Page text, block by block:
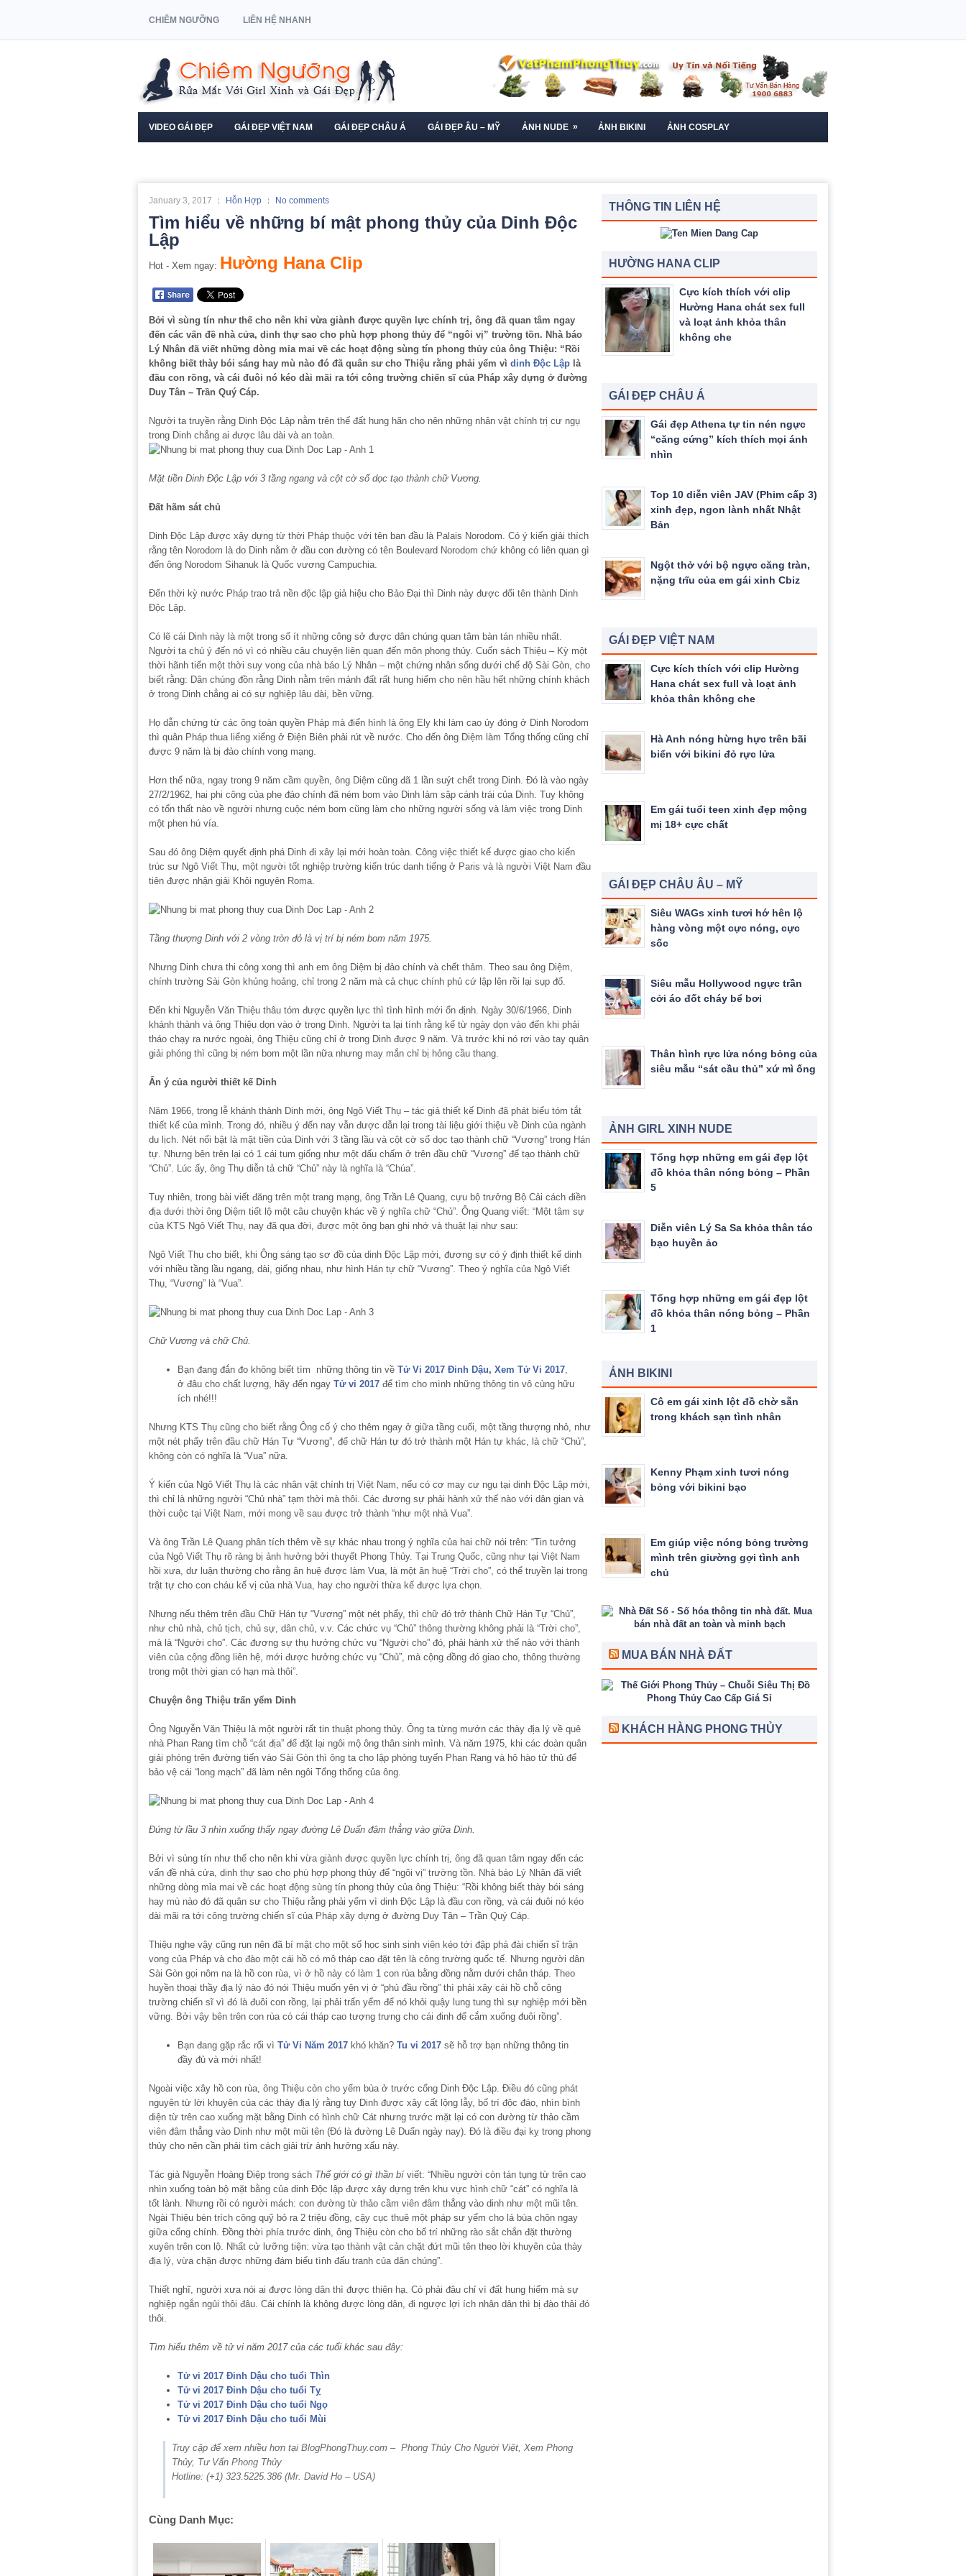
CHIÊM NGƯỠNG LIÊN HỆ NHANH
VIDEO GÁI ĐẸP GÁI ĐẸP VIỆT NAM GÁI ĐẸP CHÂU Á GÁI ĐẸP ÂU – MỸ ẢNH NUDE » ẢNH BIKINI ẢNH COSPLAY
January 3, 2017 Hỗn Hợp No comments
Tìm hiểu về những bí mật phong thủy của Dinh Độc
Lập
Hot - Xem ngay: Hường Hana Clip
Bởi vì sùng tín như thế cho nên khi vừa giành được quyền lực chính trị, ông đã quan tâm ngay
đến các vấn đề nhà cửa, dinh thự sao cho phù hợp phong thủy để “ngôi vị” trường tồn. Nhà báo
Lý Nhân đã viết những dòng mỉa mai về các hoạt động sùng tín phong thủy của ông Thiệu: “Rồi
không biết thày bói sáng hay mù nào đó đã quân sư cho Thiệu rằng phải yểm vì dinh Độc Lập là
đầu con rồng, và cái đuôi nó kéo dài mãi ra tới công trường chiến sĩ của Pháp xây dựng ở đường
Duy Tân – Trần Quý Cáp.
Người ta truyền rằng Dinh Độc Lập nằm trên thế đất hung hãn cho nên những nhân vật chính trị cư ngụ
trong Dinh chẳng ai được lâu dài và an toàn.
Mặt tiền Dinh Độc Lập với 3 tầng ngang và cột cờ sổ dọc tạo thành chữ Vương.
Đất hãm sát chủ
Dinh Độc Lập được xây dựng từ thời Pháp thuộc với tên ban đầu là Palais Norodom. Có ý kiến giải thích
rằng tên Norodom là do Dinh nằm ở đầu con đường có tên Boulevard Norodom chứ không có liên quan gì
đến ông Norodom Sihanuk là Quốc vương Campuchia.
Đến thời kỳ nước Pháp trao trả nền độc lập giả hiệu cho Bảo Đại thì Dinh này được đổi tên thành Dinh
Độc Lập.
Có lẽ cái Dinh này là một trong số ít những công sở được dân chúng quan tâm bàn tán nhiều nhất.
Người ta chú ý đến nó vì có nhiều câu chuyện liên quan đến môn phong thủy. Cuốn sách Thiệu – Kỳ một
thời hãnh tiến một thời suy vong của nhà báo Lý Nhân – một chứng nhân sống dưới chế độ Sài Gòn, cho
biết rằng: Dân chúng đồn rằng Dinh nằm trên mảnh đất rất hung hiểm cho nên hầu hết những chính khách
ở trong Dinh chẳng ai có sự nghiệp lâu dài, bền vững.
Họ dẫn chứng từ các ông toàn quyền Pháp mà điển hình là ông Ely khi làm cao ủy đóng ở Dinh Norodom
thì quân Pháp thua liểng xiểng ở Điện Biên phải rút về nước. Cho đến ông Diệm làm Tổng thống cũng chỉ
được 9 năm là bị đảo chính vong mạng.
Hơn thế nữa, ngay trong 9 năm cầm quyền, ông Diệm cũng đã 1 lần suýt chết trong Dinh. Đó là vào ngày
27/2/1962, hai phi công của phe đảo chính đã ném bom vào Dinh làm sập cánh trái của Dinh. Tuy không
có tổn thất nào về người nhưng cuộc ném bom cũng làm cho những người sống và làm việc trong Dinh
một phen hú vía.
Sau đó ông Diệm quyết định phá Dinh đi xây lại mới hoàn toàn. Công việc thiết kế được giao cho kiến
trúc sư Ngô Viết Thụ, một người tốt nghiệp trường kiến trúc danh tiếng ở Paris và là người Việt Nam đầu
tiên được nhận giải Khôi nguyên Roma.
Tầng thượng Dinh với 2 vòng tròn đỏ là vị trí bị ném bom năm 1975.
Nhưng Dinh chưa thi công xong thì anh em ông Diệm bị đảo chính và chết thảm. Theo sau ông Diệm,
chính trường Sài Gòn khủng hoảng, chỉ trong 2 năm mà cả chục chính phủ cứ lập lên rồi lại sụp đổ.
Đến khi Nguyễn Văn Thiệu thâu tóm được quyền lực thì tình hình mới ổn định. Ngày 30/6/1966, Dinh
khánh thành và ông Thiệu dọn vào ở trong Dinh. Người ta lại tính rằng kể từ ngày dọn vào đến khi phải
tháo chạy ra nước ngoài, ông Thiệu cũng chỉ ở trong Dinh được 9 năm. Và trước khi nó rơi vào tay quân
giải phóng thì cũng bị ném bom một lần nữa nhưng may mắn chỉ bị hỏng cầu thang.
Ẩn ý của người thiết kế Dinh
Năm 1966, trong lễ khánh thành Dinh mới, ông Ngô Viết Thụ – tác giả thiết kế Dinh đã phát biểu tóm tắt
thiết kế của mình. Trong đó, nhiều ý đến nay vẫn được dẫn lại trong tài liệu giới thiệu về Dinh của ngành
du lịch. Nét nổi bật là mặt tiền của Dinh với 3 tầng lầu và cột cờ sổ dọc tạo thành chữ “Vương” trong Hán
tự. Nhưng bên trên lại có 1 cái tum giống như một dấu chấm ở trên đầu chữ “Vương” để tạo thành chữ
“Chủ”. Lúc ấy, ông Thụ diễn tả chữ “Chủ” này là nghĩa là “Chúa”.
Tuy nhiên, trong bài viết đăng trên một trang mạng, ông Trần Lê Quang, cựu bộ trưởng Bộ Cải cách điền
địa dưới thời ông Diệm tiết lộ một câu chuyện khác về ý nghĩa chữ “Chủ”. Ông Quang viết: “Một tâm sự
của KTS Ngô Viết Thụ, nay đã qua đời, được một ông bạn ghi nhớ và thuật lại như sau:
Ngô Viết Thụ cho biết, khi Ông sáng tạo sơ đồ của dinh Độc Lập mới, đương sự có ý định thiết kế dinh
với nhiều tầng lầu ngang, dài, giống nhau, như hình Hán tự chữ “Vương”. Theo ý nghĩa của Ngô Viết
Thụ, “Vương” là “Vua”.
Chữ Vương và chữ Chủ.
Bạn đang đắn đo không biết tìm những thông tin về Tử Vi 2017 Đinh Dậu, Xem Tử Vi 2017
ở đâu cho chất lượng, hãy đến ngay Tử vi 2017 để tìm cho mình những thông tin vô cùng hữu
ích nhé!!!
Nhưng KTS Thụ cũng cho biết rằng Ông cố ý cho thêm ngay ở giữa tầng cuối, một tầng thượng nhỏ, như
một nét phẩy trên đầu chữ Hán Tự “Vương”, để chữ Hán tự đó trở thành một Hán tự khác, là chữ “Chủ”,
không còn có nghĩa là “Vua” nữa.
Ý kiến của Ngô Viết Thụ là các nhân vật chính trị Việt Nam, nếu có cơ may cư ngụ tại dinh Độc Lập mới,
thì chỉ là những người “Chủ nhà” tạm thời mà thôi. Các đương sự phải hành xử thế nào với dân gian và
thời cuộc tại Việt Nam, mới mong về sau được trở thành “như một nhà Vua”.
Và ông Trần Lê Quang phân tích thêm về sự khác nhau trong ý nghĩa của hai chữ nói trên: “Tin tưởng
của Ngô Viết Thụ rõ ràng bị ảnh hưởng bởi thuyết Phong Thủy. Tại Trung Quốc, cũng như tại Việt Nam
hồi xưa, dư luận thường cho rằng ân huệ được làm Vua, là một ân huệ “Trời cho”, có thể truyền lại trong
trật tự cho con cháu kế vị của nhà Vua, hay cho người thừa kế được lựa chọn.
Nhưng nếu thêm trên đầu Chữ Hán tự “Vương” một nét phẩy, thì chữ đó trở thành Chữ Hán Tự “Chủ”,
như chủ nhà, chủ tịch, chủ sự, dân chủ, v.v. Các chức vụ “Chủ” thông thường không phải là “Trời cho”,
mà là “Người cho”. Các đương sự thụ hưởng chức vụ “Người cho” đó, phải hành xử thế nào với thành
viên của cộng đồng liên hệ, mới được hưởng chức vụ “Chủ”, mà cộng đồng đó giao cho, thông thường
trong một thời gian có hạn mà thôi”.
Chuyện ông Thiệu trấn yểm Dinh
Ông Nguyễn Văn Thiệu là một người rất tin thuật phong thủy. Ông ta từng mướn các thày địa lý về quê
nhà Phan Rang tìm chỗ “cát địa” để đặt lại ngôi mộ ông thân sinh mình. Và năm 1975, khi các đoàn quân
giải phóng trên đường tiến vào Sài Gòn thì ông ta cho lập phòng tuyến Phan Rang và hô hào tử thủ để
bảo vệ cái “long mạch” đã làm nên ngôi Tổng thống của ông.
Đứng từ lầu 3 nhìn xuống thấy ngay đường Lê Duẩn đâm thẳng vào giữa Dinh.
Bởi vì sùng tín như thế cho nên khi vừa giành được quyền lực chính trị, ông đã quan tâm ngay đến các
vấn đề nhà cửa, dinh thự sao cho phù hợp phong thủy để “ngôi vị” trường tồn. Nhà báo Lý Nhân đã viết
những dòng mỉa mai về các hoạt động sùng tín phong thủy của ông Thiệu: “Rồi không biết thày bói sáng
hay mù nào đó đã quân sư cho Thiệu rằng phải yểm vì dinh Độc Lập là đầu con rồng, và cái đuôi nó kéo
dài mãi ra tới công trường chiến sĩ của Pháp xây dựng ở đường Duy Tân – Trần Quý Cáp.
Thiệu nghe vậy cũng run nên đã bí mật cho một số học sinh sinh viên kéo tới đập phá đài chiến sĩ trận
vong của Pháp và cho đào một cái hồ có mô tháp cao đặt tên là công trường quốc tế. Nhưng người dân
Sài Gòn gọi nôm na là hồ con rùa, vì ở hồ này có làm 1 con rùa bằng đồng nằm dưới chân tháp. Theo
huyền thoại thầy địa lý nào đó nói Thiệu muốn yên vị ở “phủ đầu rồng” thì phải xây cái hồ chỗ công
trường chiến sĩ vì đó là đuôi con rồng, lại phải trấn yểm để nó khỏi quậy lung tung thì sự nghiệp mới bền
vững. Bởi vậy bên trên con rùa có cái tháp cao tượng trưng cho cái đinh để cắm xuống đuôi rồng”.
Bạn đang gặp rắc rối vì Tử Vi Năm 2017 khó khăn? Tu vi 2017 sẽ hỗ trợ bạn những thông tin
đầy đủ và mới nhất!
Ngoài việc xây hồ con rùa, ông Thiệu còn cho yểm bùa ở trước cổng Dinh Độc Lập. Điều đó cũng phát
nguyên từ lời khuyên của các thày địa lý rằng tuy Dinh được xây cất lộng lẫy, bố trí độc đáo, nhìn bình
diện từ trên cao xuống mặt bằng Dinh có hình chữ Cát nhưng trước mặt lại có con đường từ thảo cầm
viên đâm thẳng vào Dinh như một mũi tên (Đó là đường Lê Duẩn ngày nay). Đó là điều đại kỵ trong phong
thủy cho nên cần phải tìm cách giải trừ ảnh hưởng xấu này.
Tác giả Nguyễn Hoàng Điệp trong sách Thế giới có gì thần bíviết: “Nhiều người còn tán tụng từ trên cao
nhìn xuống toàn bộ mặt bằng của dinh Độc lập được xây dựng trên khu vực hình chữ “cát” có nghĩa là
tốt lành. Nhưng rồi có người mách: con đường từ thảo cầm viên đâm thẳng vào dinh như một mũi tên.
Ngài Thiệu bèn trích công quỹ bỏ ra 2 triệu đồng, cậy cục thuê một pháp sư yểm cho lá bùa chôn ngay
giữa cổng chính. Đồng thời phía trước dinh, ông Thiệu còn cho bố trí những rào sắt chắn đặt thường
xuyên trên con lộ. Nhất cử lưỡng tiện: vừa tạo thành vật cản chặt đứt mũi tên theo lời khuyên của thày
địa lý, vừa chặn được những đám biểu tình đấu tranh của dân chúng”.
Thiết nghĩ, người xưa nói ai được lòng dân thì được thiên hạ. Có phải đâu chỉ vì đất hung hiểm mà sự
nghiệp ngắn ngủi thôi đâu. Cái chính là không được lòng dân, đi ngược lợi ích nhân dân thì bị đào thải đó
thôi.
Tìm hiểu thêm về tử vi năm 2017 của các tuổi khác sau đây:
Tử vi 2017 Đinh Dậu cho tuổi Thìn
Tử vi 2017 Đinh Dậu cho tuổi Tỵ
Tử vi 2017 Đinh Dậu cho tuổi Ngọ
Tử vi 2017 Đinh Dậu cho tuổi Mùi
Truy cập để xem nhiều hơn tại BlogPhongThuy.com – Phong Thủy Cho Người Việt, Xem Phong
Thủy, Tư Vấn Phong Thủy
Hotline: (+1) 323.5225.386 (Mr. David Ho – USA)
Cùng Danh Mục:
THÔNG TIN LIÊN HỆ
HƯỜNG HANA CLIP
Cực kích thích với clip
Hường Hana chát sex full
và loạt ảnh khỏa thân
không che
GÁI ĐẸP CHÂU Á
Gái đẹp Athena tự tin nén ngực
“căng cứng” kích thích mọi ánh
nhìn
Top 10 diễn viên JAV (Phim cấp 3)
xinh đẹp, ngon lành nhất Nhật
Bản
Ngột thở với bộ ngực căng tràn,
nặng trĩu của em gái xinh Cbiz
GÁI ĐẸP VIỆT NAM
Cực kích thích với clip Hường
Hana chát sex full và loạt ảnh
khỏa thân không che
Hà Anh nóng hừng hực trên bãi
biển với bikini đỏ rực lửa
Em gái tuổi teen xinh đẹp mộng
mị 18+ cực chất
GÁI ĐẸP CHÂU ÂU – MỸ
Siêu WAGs xinh tươi hớ hên lộ
hàng vòng một cực nóng, cực
sốc
Siêu mẫu Hollywood ngực trần
cởi áo đốt cháy bể bơi
Thân hình rực lửa nóng bỏng của
siêu mẫu “sát cầu thủ” xứ mì ống
ẢNH GIRL XINH NUDE
Tổng hợp những em gái đẹp lột
đồ khỏa thân nóng bỏng – Phần
5
Diễn viên Lý Sa Sa khỏa thân táo
bạo huyền ảo
Tổng hợp những em gái đẹp lột
đồ khỏa thân nóng bỏng – Phần
1
ẢNH BIKINI
Cô em gái xinh lột đồ chờ sẵn
trong khách sạn tình nhân
Kenny Phạm xinh tươi nóng
bỏng với bikini bạo
Em giúp việc nóng bỏng trường
mình trên giường gợi tình anh
chủ
MUA BÁN NHÀ ĐẤT
KHÁCH HÀNG PHONG THỦY